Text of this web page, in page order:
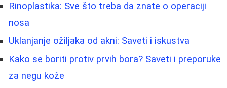
Rinoplastika: Sve što treba da znate o operaciji
nosa
Uklanjanje ožiljaka od akni: Saveti i iskustva
Kako se boriti protiv prvih bora? Saveti i preporuke
za negu kože